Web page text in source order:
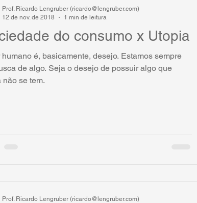
do consumo x Utopia
humano é, basicamente, desejo. Estamos sempre
de algo. Seja o desejo de possuir algo que
não se tem.
Prof. Ricardo Lengruber (ricardo@lengruber.com)
12 de nov. de 2018
1 min de leitura
Prof. Ricardo Lengruber (ricardo@lengruber.com)